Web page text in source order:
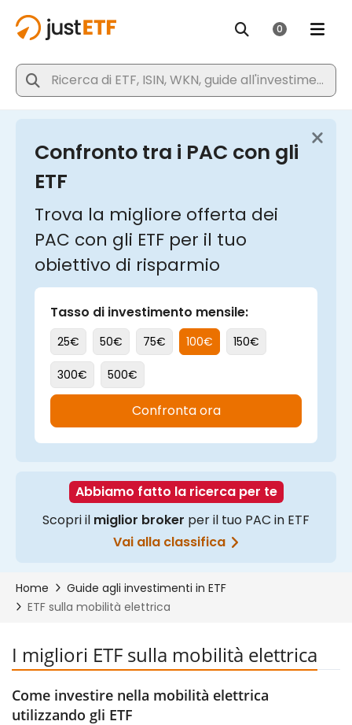
I migliori ETF sulla mobilità elettrica
Come investire nella mobilità elettrica
utilizzando gli ETF